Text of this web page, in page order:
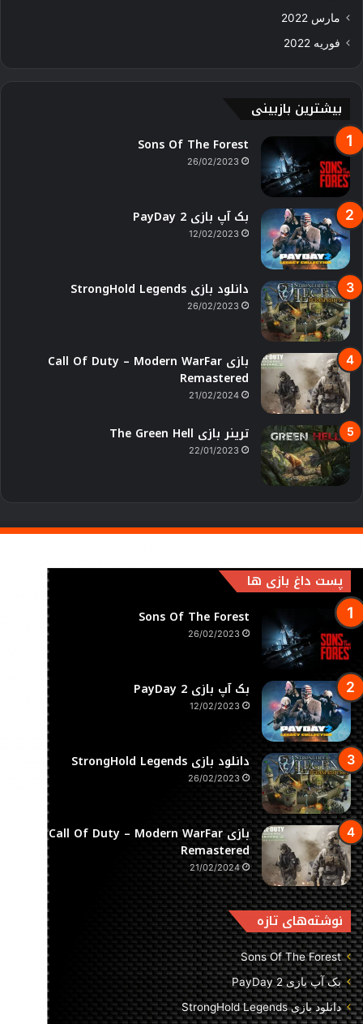
مارس 2022
فوریه 2022
بیشترین بازبینی
Sons Of The Forest
26/02/2023
بک آپ بازی PayDay 2
12/02/2023
دانلود بازی StrongHold Legends
26/02/2023
بازی Call Of Duty – Modern WarFar
Remastered
21/02/2024
ترینر بازی The Green Hell
22/01/2023
پست داغ بازی ها
Sons Of The Forest
26/02/2023
بک آپ بازی PayDay 2
12/02/2023
دانلود بازی StrongHold Legends
26/02/2023
بازی Call Of Duty – Modern WarFar
Remastered
21/02/2024
نوشته‌های تازه
Sons Of The Forest
بک آپ بازی PayDay 2
دانلود بازی StrongHold Legends